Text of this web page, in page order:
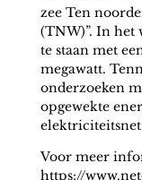
zee Ten
(TNW)”. In het
te staan met
megawatt.
onderzoeken
opgewekte
elektriciteitsnet
Voor meer
https://